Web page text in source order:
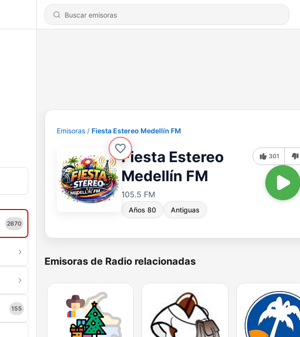
2670
155
Emisoras Fiesta Estereo Medellín FM
Fiesta Estereo
Medellín FM
105.5 FM
Años 80 Antiguas
301
Emisoras de Radio relacionadas